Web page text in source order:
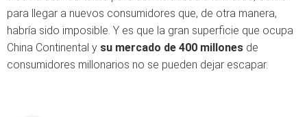
para llegar a nuevos consumidores que, de otra manera,
habría sido imposible. Y es que la gran superficie que ocupa
China Continental y su mercado de 400 millones de
consumidores millonarios no se pueden dejar escapar.